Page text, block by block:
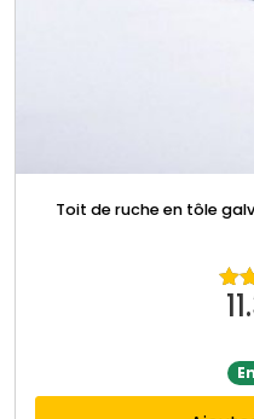
Toit de ruche en tôle